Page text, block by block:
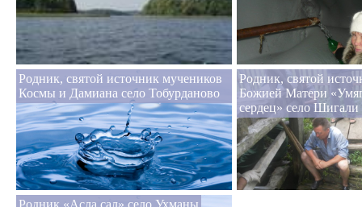
Родник, святой источник мучеников
Космы и Дамиана село Тобурданово
Родник, святой
Божией Матери
сердец» село Шигали